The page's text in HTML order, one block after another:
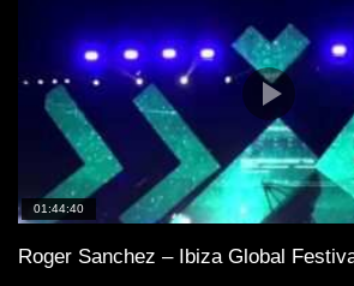
01:44:40
Roger Sanchez – Ibiza Global